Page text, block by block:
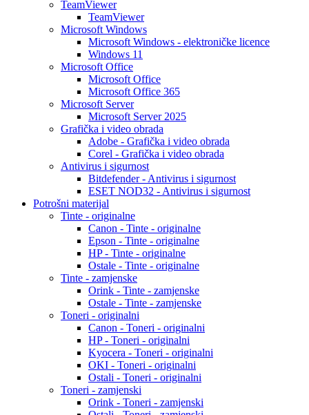
TeamViewer
TeamViewer
Microsoft Windows
Microsoft Windows - elektroničke licence
Windows 11
Microsoft Office
Microsoft Office
Microsoft Office 365
Microsoft Server
Microsoft Server 2025
Grafička i video obrada
Adobe - Grafička i video obrada
Corel - Grafička i video obrada
Antivirus i sigurnost
Bitdefender - Antivirus i sigurnost
ESET NOD32 - Antivirus i sigurnost
Potrošni materijal
Tinte - originalne
Canon - Tinte - originalne
Epson - Tinte - originalne
HP - Tinte - originalne
Ostale - Tinte - originalne
Tinte - zamjenske
Orink - Tinte - zamjenske
Ostale - Tinte - zamjenske
Toneri - originalni
Canon - Toneri - originalni
HP - Toneri - originalni
Kyocera - Toneri - originalni
OKI - Toneri - originalni
Ostali - Toneri - originalni
Toneri - zamjenski
Orink - Toneri - zamjenski